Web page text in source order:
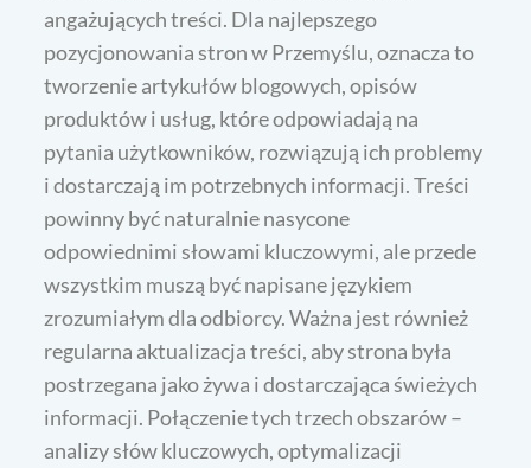
angażujących treści. Dla najlepszego
pozycjonowania stron w Przemyślu, oznacza to
tworzenie artykułów blogowych, opisów
produktów i usług, które odpowiadają na
pytania użytkowników, rozwiązują ich problemy
i dostarczają im potrzebnych informacji. Treści
powinny być naturalnie nasycone
odpowiednimi słowami kluczowymi, ale przede
wszystkim muszą być napisane językiem
zrozumiałym dla odbiorcy. Ważna jest również
regularna aktualizacja treści, aby strona była
postrzegana jako żywa i dostarczająca świeżych
informacji. Połączenie tych trzech obszarów –
analizy słów kluczowych, optymalizacji